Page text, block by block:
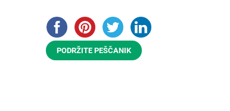
PODRŽITE PEŠČANIK